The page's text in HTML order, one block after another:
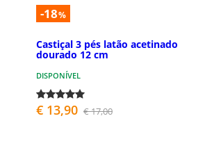
-18%
Castiçal 3 pés latão acetinado
dourado 12 cm
DISPONÍVEL
€ 13,90 € 17,00